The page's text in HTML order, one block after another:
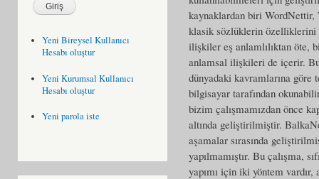
Yeni Bireysel Kullanıcı
Hesabı oluştur
Yeni Kurumsal Kullanıcı
Hesabı oluştur
Yeni parola iste
kaynaklardan biri
klasik sözlüklerin özelliklerini
ilişkiler eş anlamlılıktan öte,
anlamsal ilişkileri de içerir.
dünyadaki kavramlarına göre
bilgisayar tarafından
bizim çalışmamızdan önce
altında geliştirilmiştir.
aşamalar sırasında
yapılmamıştır. Bu çalışma,
yapımı için iki yöntem vardır,